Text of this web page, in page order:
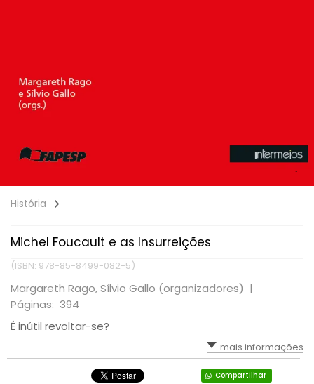
História
Michel Foucault e as Insurreições
(ISBN: 978-85-8499-082-5)
Margareth Rago, Sílvio Gallo (organizadores) |
Páginas: 394
É inútil revoltar-se?
mais informações
Compartilhar